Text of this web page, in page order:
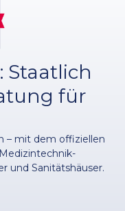
Staatlich
für
– mit dem offiziellen
und Sanitätshäuser.